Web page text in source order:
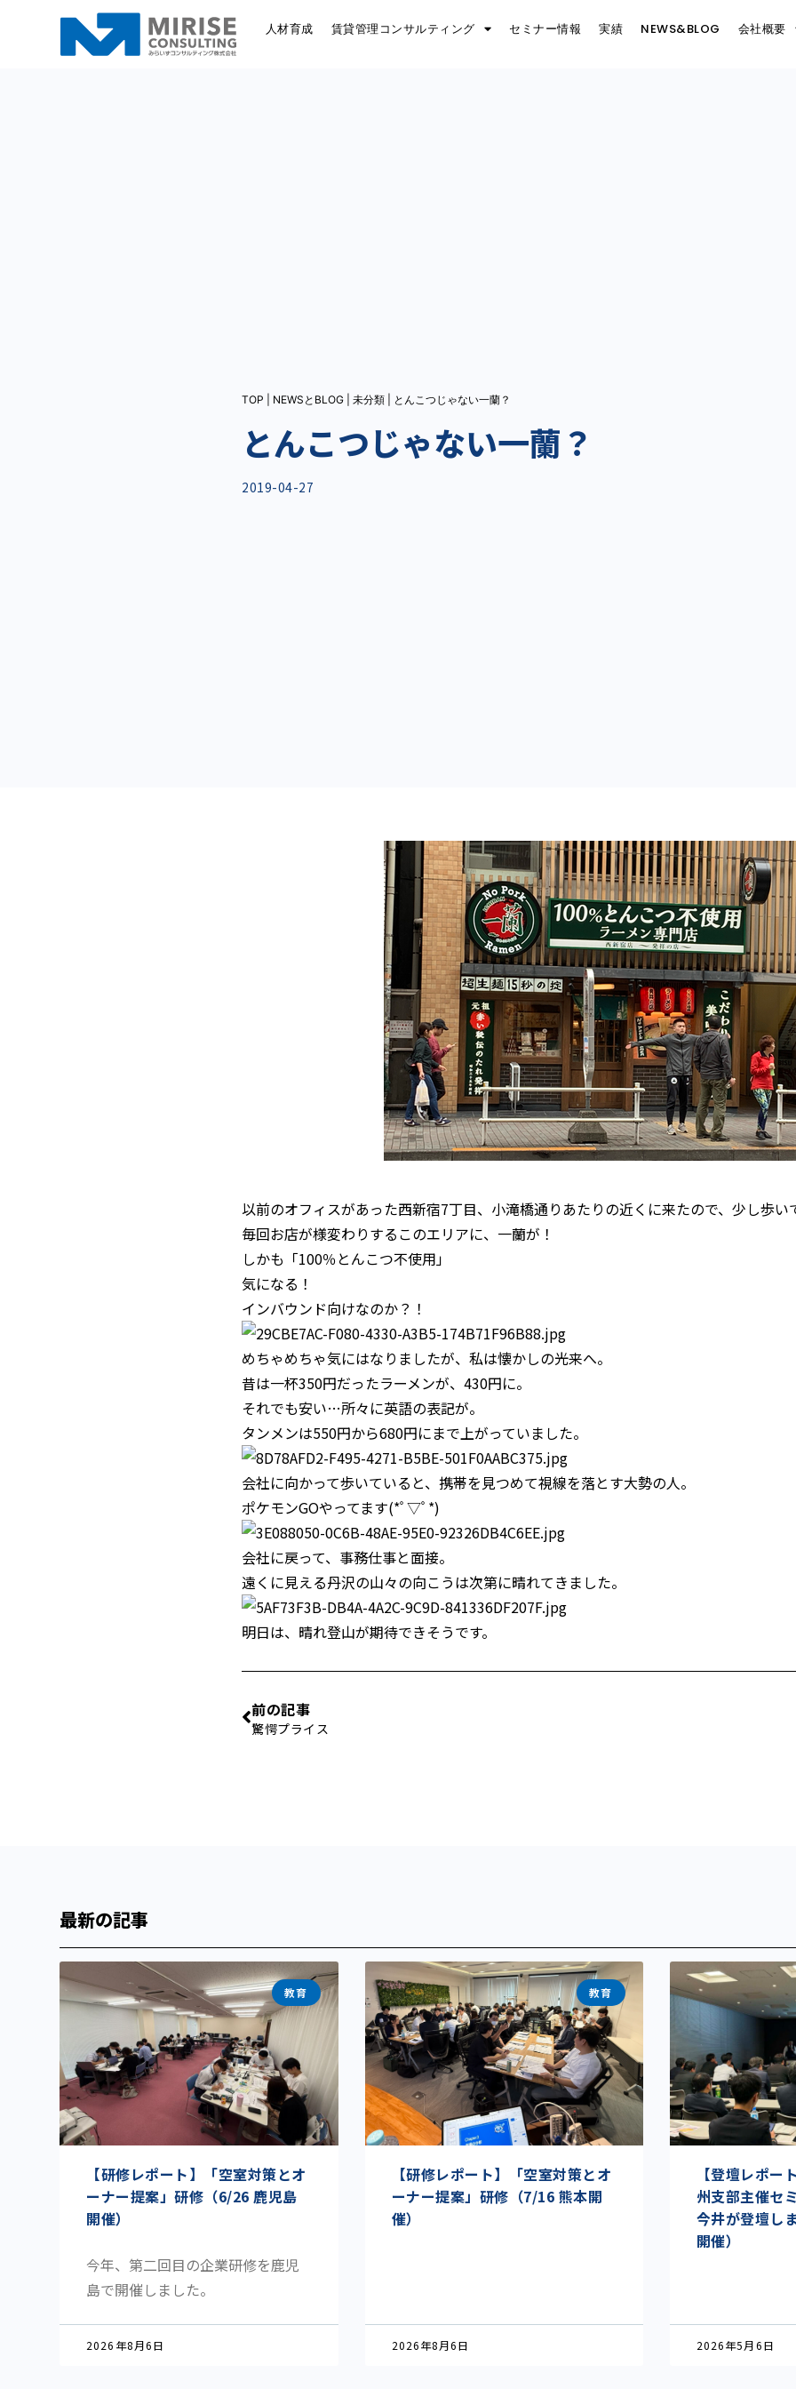
人材育成 賃貸管理コンサルティング セミナー情報 実績 NEWS&BLOG 会社概要
TOP NEWSとBLOG 未分類 とんこつじゃない一蘭？
とんこつじゃない一蘭？
2019-04-27
以前のオフィスがあった西新宿7丁目、小滝橋通りあたりの近くに来たので、少し歩い
毎回お店が様変わりするこのエリアに、一蘭が！
しかも「100％とんこつ不使用」
気になる！
インバウンド向けなのか？！
めちゃめちゃ気にはなりましたが、私は懐かしの光来へ。
昔は一杯350円だったラーメンが、430円に。
それでも安い…所々に英語の表記が。
タンメンは550円から680円にまで上がっていました。
会社に向かって歩いていると、携帯を見つめて視線を落とす大勢の人。
ポケモンGOやってます(*ﾟ▽ﾟ*)
会社に戻って、事務仕事と面接。
遠くに見える丹沢の山々の向こうは次第に晴れてきました。
明日は、晴れ登山が期待できそうです。
前の記事
驚愕プライス
最新の記事
教育
【研修レポート】「空室対策とオ
ーナー提案」研修（6/26 鹿児島
開催）
今年、第二回目の企業研修を鹿児
島で開催しました。
2026年8月6日
教育
【研修レポート】「空室対策とオ
ーナー提案」研修（7/16 熊本開
催）
2026年8月6日
【登壇レポー
州支部主催セ
今井が登壇し
開催）
2026年5月6日